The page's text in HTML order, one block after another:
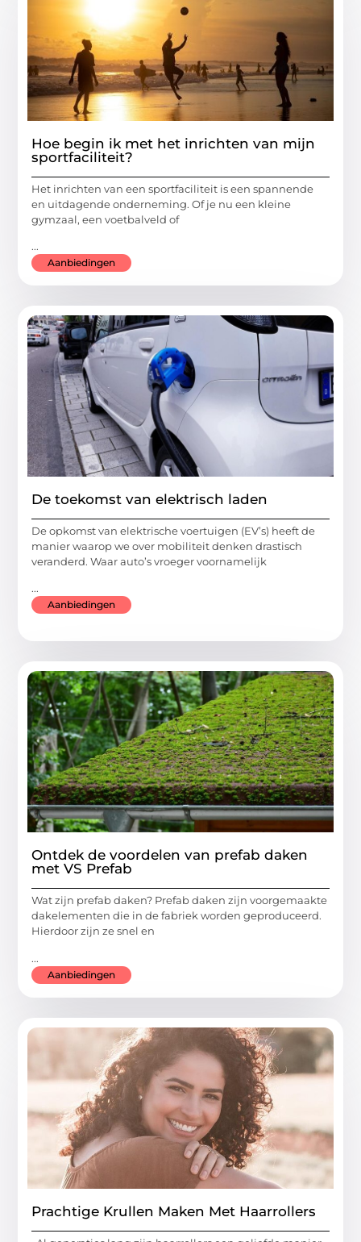
Hoe begin ik met het inrichten van mijn
sportfaciliteit?
Het inrichten van een sportfaciliteit is een spannende
en uitdagende onderneming. Of je nu een kleine
gymzaal, een voetbalveld of
...
Aanbiedingen
De toekomst van elektrisch laden
De opkomst van elektrische voertuigen (EV’s) heeft de
manier waarop we over mobiliteit denken drastisch
veranderd. Waar auto’s vroeger voornamelijk
...
Aanbiedingen
Ontdek de voordelen van prefab daken
met VS Prefab
Wat zijn prefab daken? Prefab daken zijn voorgemaakte
dakelementen die in de fabriek worden geproduceerd.
Hierdoor zijn ze snel en
...
Aanbiedingen
Prachtige Krullen Maken Met Haarrollers